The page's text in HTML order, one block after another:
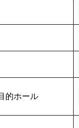
的ホール